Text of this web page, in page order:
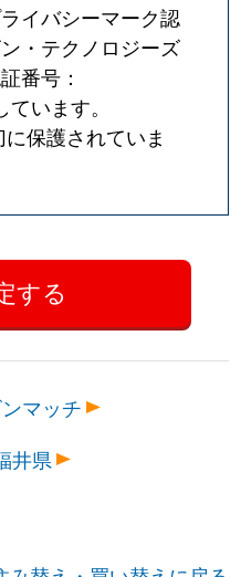
イバシーマーク認
・テクノロジーズ
番号：
います。
保護されていま
マッチ
井県